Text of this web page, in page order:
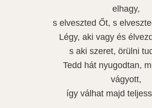
elhagy,
s elveszted Őt, s
Légy, aki vagy és
s aki szeret, örülni
Tedd hát nyugodtan,
vágyott,
így válhat majd